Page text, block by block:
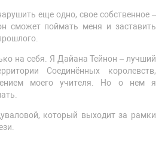
еще одно, свое собственное –
сможет поймать меня и заставить
на себя. Я Дайана Тейнон – лучший
Соединённых королевств,
моего учителя. Но о нем я
который выходит за рамки